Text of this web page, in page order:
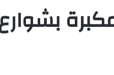
مكبرة